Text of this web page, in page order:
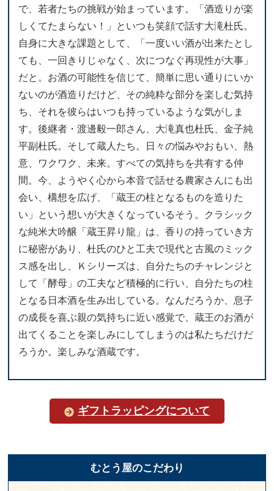
で、若者たちの挑戦が始まっています。「酒造りが楽
しくてたまらない！」といつも笑顔で話す大滝杜氏。
自身に大きな課題として、「一度いい酒が出来たとし
ても、一回きりじゃなく、次につなぐ再現性が大事」
だと。お酒の可能性を信じて、簡単に思い通りにいか
ないのが酒造りだけど、その純粋な部分を楽しむ気持
ち、それを彼らはいつも持っているような気がしま
す。後継者・渡邊毅一郎さん、大滝真也杜氏、金子純
平副杜氏。そして蔵人たち。日々の悩みやおもい、熱
意、ワクワク、未来。すべての気持ちを共有する仲
間。今、ようやく心から本音で話せる農家さんにも出
会い、構想を広げ、「蔵王の柱となるものを造りた
い」という想いが大きくなっているそう。クラシック
な純米大吟醸「蔵王昇り龍」は、香りの持っていき方
に秘密があり、杜氏のひと工夫で現代と古風のミック
ス感を出し、Ｋシリーズは、自分たちのチャレンジと
して「酵母」の工夫など積極的に行い、自分たちの柱
となる日本酒を生み出している。なんだろうか、息子
の成長を喜ぶ親の気持ちに近い感覚で、蔵王のお酒が
出てくることを楽しみにしてしまうのは私たちだけだ
ろうか。楽しみな酒蔵です。
ギフトラッピングについて
むとう屋のこだわり